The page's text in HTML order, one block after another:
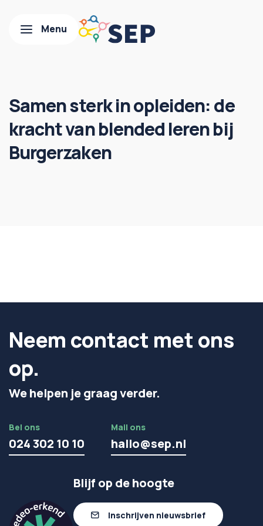
Samen sterk in opleiden: de
kracht van blended leren bij
Burgerzaken
Neem contact met ons
op.
We helpen je graag verder.
Bel ons
024 302 10 10
Mail ons
hallo@sep.nl
Blijf op de hoogte
Inschrijven nieuwsbrief